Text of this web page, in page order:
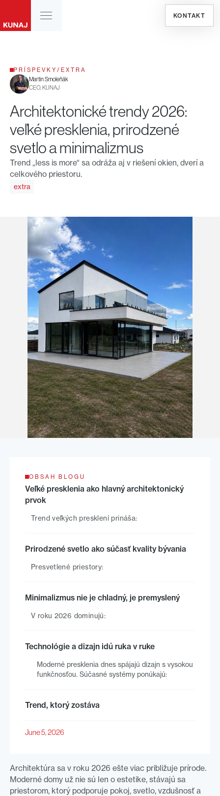
KONTAKT
PRÍSPEVKY / EXTRA
Martin Smoleňák
CEO, KUNAJ
Architektonické trendy 2026:
veľké presklenia, prirodzené
svetlo a minimalizmus
Trend „less is more“ sa odráža aj v riešení okien, dverí a
celkového priestoru.
extra
OBSAH BLOGU
Veľké presklenia ako hlavný architektonický
prvok
Trend veľkých presklení prináša:
Prirodzené svetlo ako súčasť kvality bývania
Presvetlené priestory:
Minimalizmus nie je chladný, je premyslený
V roku 2026 dominujú:
Technológie a dizajn idú ruka v ruke
Moderné presklenia dnes spájajú dizajn s vysokou
funkčnosťou. Súčasné systémy ponúkajú:
Trend, ktorý zostáva
June 5, 2026
Architektúra sa v roku 2026 ešte viac približuje prírode.
Moderné domy už nie sú len o estetike, stávajú sa
priestorom, ktorý podporuje pokoj, svetlo, vzdušnosť a